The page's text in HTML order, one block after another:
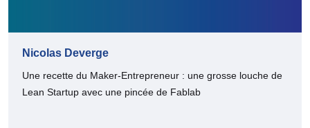
Nicolas Deverge
Une recette du Maker-Entrepreneur : une grosse louche de
Lean Startup avec une pincée de Fablab